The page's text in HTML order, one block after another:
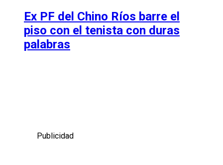
Ex PF del Chino Ríos barre el
piso con el tenista con duras
palabras
Publicidad